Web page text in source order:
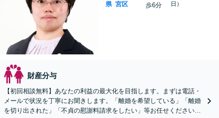
県 宮区
歩6分
日）
財産分与
【初回相談無料】あなたの利益の最大化を目指します。まずは電話・
メールで状況を丁寧にお聞きします。「離婚を希望している」「離婚
を切り出された」「不貞の慰謝料請求をしたい」等お任せください。